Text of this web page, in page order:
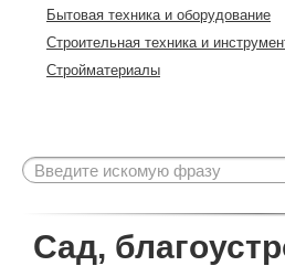
Бытовая техника и оборудование
Строительная техника и
Стройматериалы
Сад,